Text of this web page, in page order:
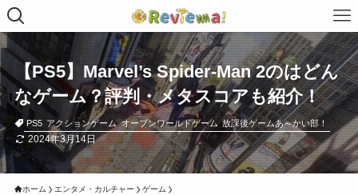
【PS5】Marvel’s Spider-Man 2のはどん
なゲーム？評判・メタスコアも紹介！
PS5 アクションゲーム オープンワールドゲーム 放課後ゲームあ～かい部！
2024年3月14日
ホーム エンタメ・カルチャー ゲーム